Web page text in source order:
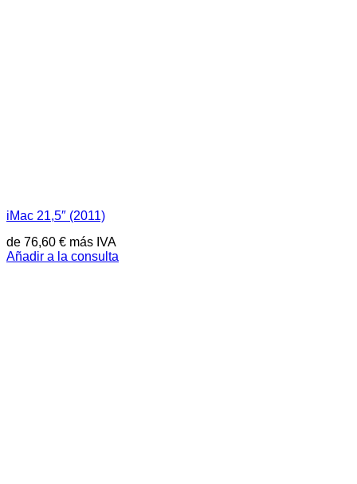
iMac 21,5″ (2011)
de 76,60 € más IVA
Añadir a la consulta